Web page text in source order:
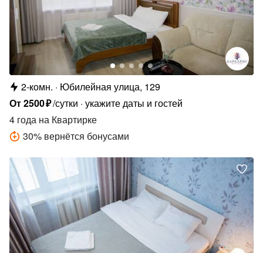
2-комн.
Юбилейная улица, 129
От2500₽/сутки укажите даты и гостей
4 года на Квартирке
30% вернётся бонусами